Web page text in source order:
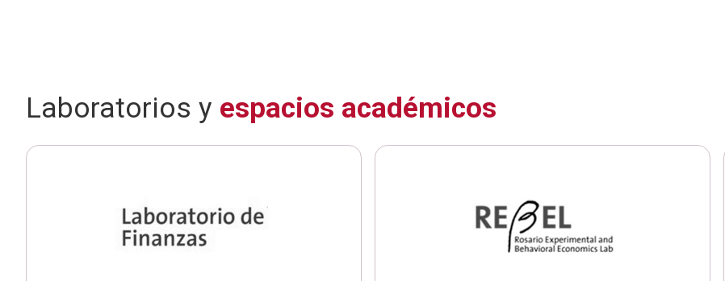
Laboratorios y espacios académicos